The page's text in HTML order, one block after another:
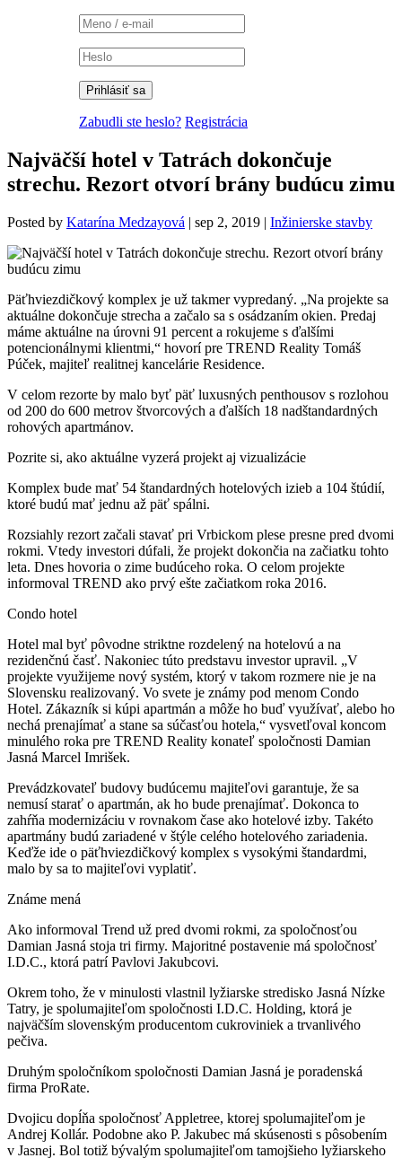
Zabudli ste heslo? Registrácia
Najväčší hotel v Tatrách dokončuje
strechu. Rezort otvorí brány budúcu zimu
Posted by Katarína Medzayová | sep 2, 2019 | Inžinierske stavby
Päťhviezdičkový komplex je už takmer vypredaný. „Na projekte sa
aktuálne dokončuje strecha a začalo sa s osádzaním okien. Predaj
máme aktuálne na úrovni 91 percent a rokujeme s ďalšími
potencionálnymi klientmi,“ hovorí pre TREND Reality Tomáš
Púček, majiteľ realitnej kancelárie Residence.
V celom rezorte by malo byť päť luxusných penthousov s rozlohou
od 200 do 600 metrov štvorcových a ďalších 18 nadštandardných
rohových apartmánov.
Pozrite si, ako aktuálne vyzerá projekt aj vizualizácie
Komplex bude mať 54 štandardných hotelových izieb a 104 štúdií,
ktoré budú mať jednu až päť spálni.
Rozsiahly rezort začali stavať pri Vrbickom plese presne pred dvomi
rokmi. Vtedy investori dúfali, že projekt dokončia na začiatku tohto
leta. Dnes hovoria o zime budúceho roka. O celom projekte
informoval TREND ako prvý ešte začiatkom roka 2016.
Condo hotel
Hotel mal byť pôvodne striktne rozdelený na hotelovú a na
rezidenčnú časť. Nakoniec túto predstavu investor upravil. „V
projekte využijeme nový systém, ktorý v takom rozmere nie je na
Slovensku realizovaný. Vo svete je známy pod menom Condo
Hotel. Zákazník si kúpi apartmán a môže ho buď využívať, alebo ho
nechá prenajímať a stane sa súčasťou hotela,“ vysvetľoval koncom
minulého roka pre TREND Reality konateľ spoločnosti Damian
Jasná Marcel Imrišek.
Prevádzkovateľ budovy budúcemu majiteľovi garantuje, že sa
nemusí starať o apartmán, ak ho bude prenajímať. Dokonca to
zahŕňa modernizáciu v rovnakom čase ako hotelové izby. Takéto
apartmány budú zariadené v štýle celého hotelového zariadenia.
Keďže ide o päťhviezdičkový komplex s vysokými štandardmi,
malo by sa to majiteľovi vyplatiť.
Známe mená
Ako informoval Trend už pred dvomi rokmi, za spoločnosťou
Damian Jasná stoja tri firmy. Majoritné postavenie má spoločnosť
I.D.C., ktorá patrí Pavlovi Jakubcovi.
Okrem toho, že v minulosti vlastnil lyžiarske stredisko Jasná Nízke
Tatry, je spolumajiteľom spoločnosti I.D.C. Holding, ktorá je
najväčším slovenským producentom cukroviniek a trvanlivého
pečiva.
Druhým spoločníkom spoločnosti Damian Jasná je poradenská
firma ProRate.
Dvojicu dopĺňa spoločnosť Appletree, ktorej spolumajiteľom je
Andrej Kollár. Podobne ako P. Jakubec má skúsenosti s pôsobením
v Jasnej. Bol totiž bývalým spolumajiteľom tamojšieho lyžiarskeho